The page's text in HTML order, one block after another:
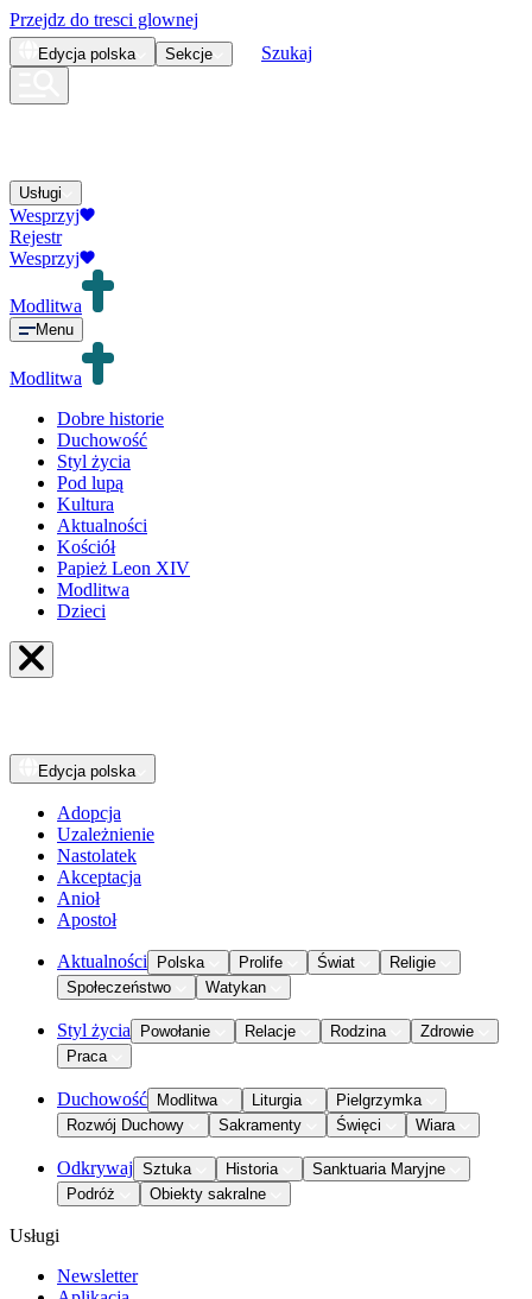
Przejdz do tresci glownej
Edycja polska Sekcje Szukaj
Usługi
Wesprzyj
Rejestr
Wesprzyj
Modlitwa
Menu
Modlitwa
Dobre historie
Duchowość
Styl życia
Pod lupą
Kultura
Aktualności
Kościół
Papież Leon XIV
Modlitwa
Dzieci
Edycja polska
Adopcja
Uzależnienie
Nastolatek
Akceptacja
Anioł
Apostoł
Aktualności Polska Prolife Świat
Religie
Społeczeństwo
Watykan
Styl życia Powołanie Relacje Rodzina
Zdrowie
Praca
Duchowość Modlitwa Liturgia
Pielgrzymka
Rozwój Duchowy
Sakramenty Święci Wiara
Odkrywaj Sztuka Historia
Sanktuaria Maryjne
Podróż
Obiekty sakralne
Usługi
Newsletter